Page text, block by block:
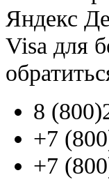
Яндекс
Visa для
8 (800
+7 (800
+7 (800